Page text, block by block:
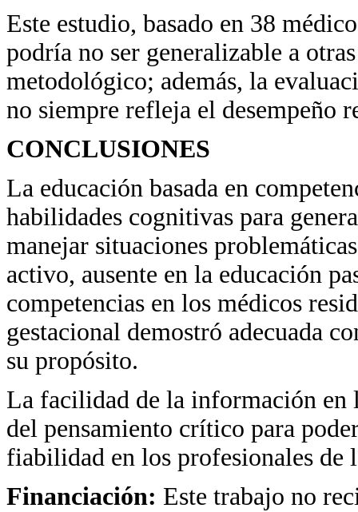
Este estudio, basado en 38
podría no ser generalizable a
metodológico; además, la
no siempre refleja el desempeño
CONCLUSIONES
La educación basada en
habilidades cognitivas para
manejar situaciones
activo, ausente en la educación
competencias en los médicos
gestacional demostró adecuada
su propósito.
La facilidad de la información en
del pensamiento crítico para
fiabilidad en los profesionales de
Financiación: Este trabajo no